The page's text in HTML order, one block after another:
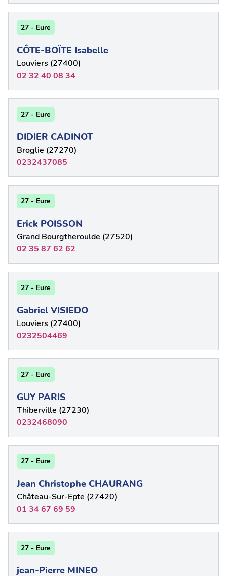
27 - Eure
CÔTE-BOÏTE Isabelle
Louviers (27400)
02 32 40 08 34
27 - Eure
DIDIER CADINOT
Broglie (27270)
0232437085
27 - Eure
Erick POISSON
Grand Bourgtheroulde (27520)
02 35 87 62 62
27 - Eure
Gabriel VISIEDO
Louviers (27400)
0232504469
27 - Eure
GUY PARIS
Thiberville (27230)
0232468090
27 - Eure
Jean Christophe CHAURANG
Château-Sur-Epte (27420)
01 34 67 69 59
27 - Eure
jean-Pierre MINEO